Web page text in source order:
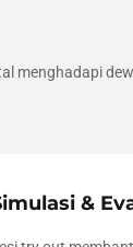
menghadapi
&